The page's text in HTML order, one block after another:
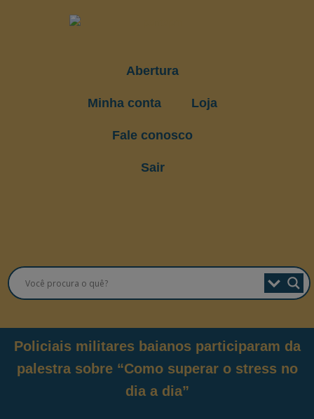
Abertura
Minha conta Loja
Fale conosco
Sair
Policiais militares baianos participaram da
palestra sobre “Como superar o stress no
dia a dia”